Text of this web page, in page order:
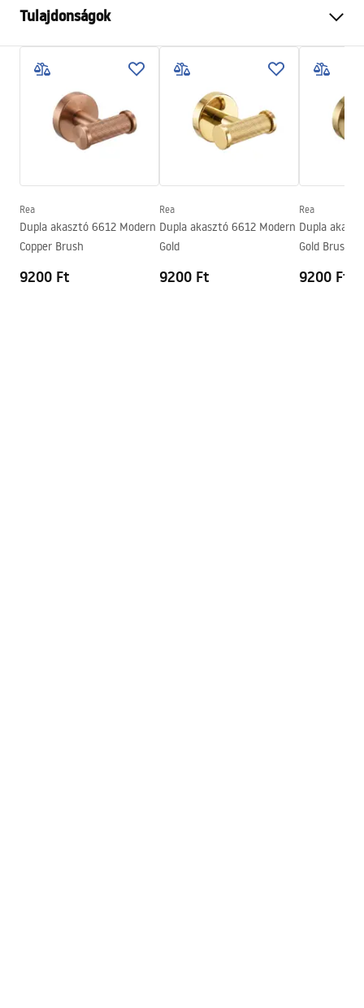
Tulajdonságok
Szálcsiszolt arany
Felszerelés
Csavarozható
Szélesség
605
mm
Mélység
80mm
Sorozat
Garancia
Rea
Dupla akasztó 6612 Modern
Copper Brush
9200 Ft
Rea
Dupla akasztó 6612 Modern
Gold
9200 Ft
Rea
Dupla
Gold Brush
9200 Ft